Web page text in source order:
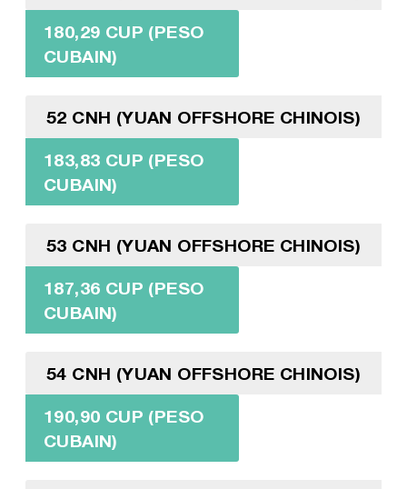
180,29 CUP (PESO
CUBAIN)
52 CNH (YUAN OFFSHORE CHINOIS)
183,83 CUP (PESO
CUBAIN)
53 CNH (YUAN OFFSHORE CHINOIS)
187,36 CUP (PESO
CUBAIN)
54 CNH (YUAN OFFSHORE CHINOIS)
190,90 CUP (PESO
CUBAIN)